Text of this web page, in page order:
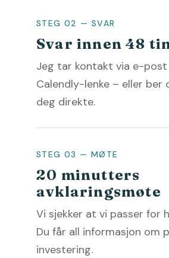
STEG 02 — SVAR
Svar innen 48
Jeg tar kontakt via e-post
Calendly-lenke – eller ber
deg direkte.
STEG 03 — MØTE
20 minutters
avklaringsmøte
Vi sjekker at vi passer for
Du får all informasjon om
investering.